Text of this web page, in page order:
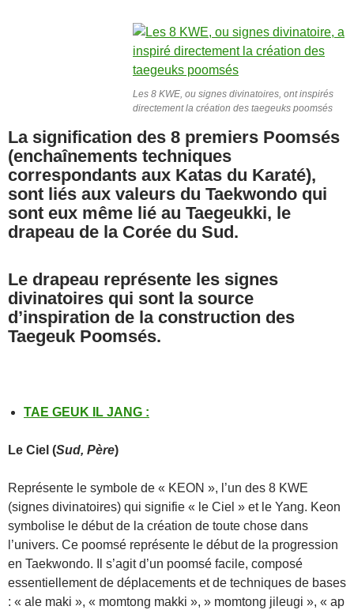
Les 8 KWE, ou signes divinatoires, ont inspirés
directement la création des taegeuks poomsés
La signification des 8 premiers Poomsés
(enchaînements techniques
correspondants aux Katas du Karaté),
sont liés aux valeurs du Taekwondo qui
sont eux même lié au Taegeukki, le
drapeau de la Corée du Sud.
Le drapeau représente les signes
divinatoires qui sont la source
d’inspiration de la construction des
Taegeuk Poomsés.
TAE GEUK IL JANG :
Le Ciel (Sud, Père)
Représente le symbole de « KEON », l’un des 8 KWE
(signes divinatoires) qui signifie « le Ciel » et le Yang. Keon
symbolise le début de la création de toute chose dans
l’univers. Ce poomsé représente le début de la progression
en Taekwondo. Il s’agit d’un poomsé facile, composé
essentiellement de déplacements et de techniques de bases
: « ale maki », « momtong makki », » momtong jileugi », « ap